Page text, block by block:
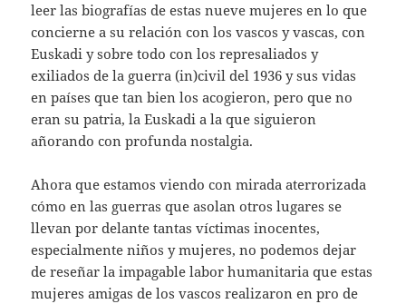
leer las biografías de estas nueve mujeres en lo que
concierne a su relación con los vascos y vascas, con
Euskadi y sobre todo con los represaliados y
exiliados de la guerra (in)civil del 1936 y sus vidas
en países que tan bien los acogieron, pero que no
eran su patria, la Euskadi a la que siguieron
añorando con profunda nostalgia.
Ahora que estamos viendo con mirada aterrorizada
cómo en las guerras que asolan otros lugares se
llevan por delante tantas víctimas inocentes,
especialmente niños y mujeres, no podemos dejar
de reseñar la impagable labor humanitaria que estas
mujeres amigas de los vascos realizaron en pro de